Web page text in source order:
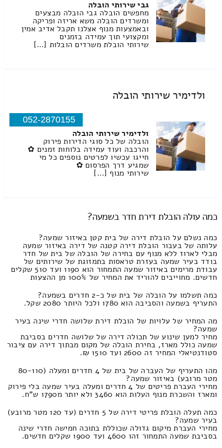
גבי שירותי הובלה
מחפשים הובלה גבי הובלה מבצעים
ומשרדים הובלה משא אריזה ופריקה
ובאמצעות מנוף אצלנו תקבל אדיב אמין
ומקצועי תוך עמידה בזמנים
שירותי הובלת משרדים הובלות […]
ולדימיר שירותי הובלה
052-2870155
ולדימיר שירותי הובלה
הובלה של כל סוגי הדירות פירוק
והרכבה ועוד עמידה בלוחות זמנים ✿
חייגו עכשיו לפרטים נוספים כל מי
שמגיע דרך הפרסום ✿
שירותי מנוף […]
כמה עולה הובלת דירת חדר בשמעה?
כמה נשלם על הובלת דירה של בית קטן באיזור שמעה?
עלותה של בעבור הובלת דירה קטנה של דירה באיזור שמעה
מבלי לארוז ללא מנוף עם בחירה של הובלה של בית של חדר
בודד בעיר שמעה בעזרת טראסות בתמזוגת של שירותים של
עבודת מרימים באיזור שמעה התמחור הוא 1190 ועד 510 שקלים
חדשים. מחוייבים להוריד את המחיר של 100% מן ההצעות
כמה תשלמו על הובלה של בית של כ-2 חדרים בשמעה?
התעריף בשמעה והסביבה הוא 1780 ולכל היותר 2080 שקל.
מה המחיר של עלויות של הובלת דירת שלושה חדרי שינה בעיר
שמעה?
מחיר למען שינוע של תכולה דירה של שלושה חדרים בסביבת
שמעה כולל מארז, בחירת הובלה של מקום מבתוך דירה עם ציבור
סטודנטיאלי המחיר זה 2600 ועד 1510 ₪.
מהו התעריף של העברה של בית של 4 חדרים ומעלה (80-110
מטר מרובע) באיזור שמעה?
מחירי העברת פריטים של 4 חדרים ומעלה בעיר שמעה בלי פירוק
ומארז והשכרת מנוף העלות הוא 3460 ולא יותר מ1790 ש"ח.
כמה תעלה הובלת פריטי דירה של 5 חדרים (עד 120 מטר מרובע)
בעיר שמעה?
מחירי העברת מיקום גדולה שכוללת בתוכה חמישה חדרי שינה
בסביבת שמעה התמחור זהו 4600 ועד 1900 שקלים חדשים.